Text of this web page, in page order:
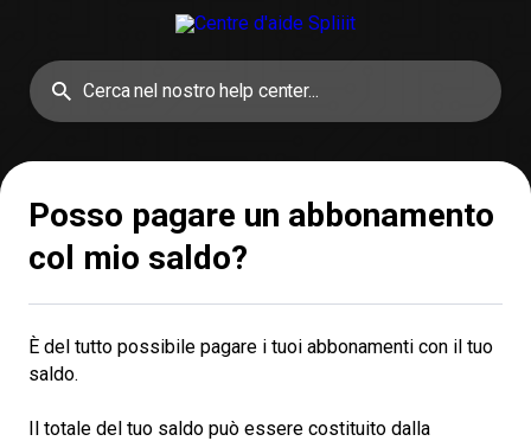
Posso pagare un abbonamento
col mio saldo?
È del tutto possibile pagare i tuoi abbonamenti con il tuo
saldo.
Il totale del tuo saldo può essere costituito dalla